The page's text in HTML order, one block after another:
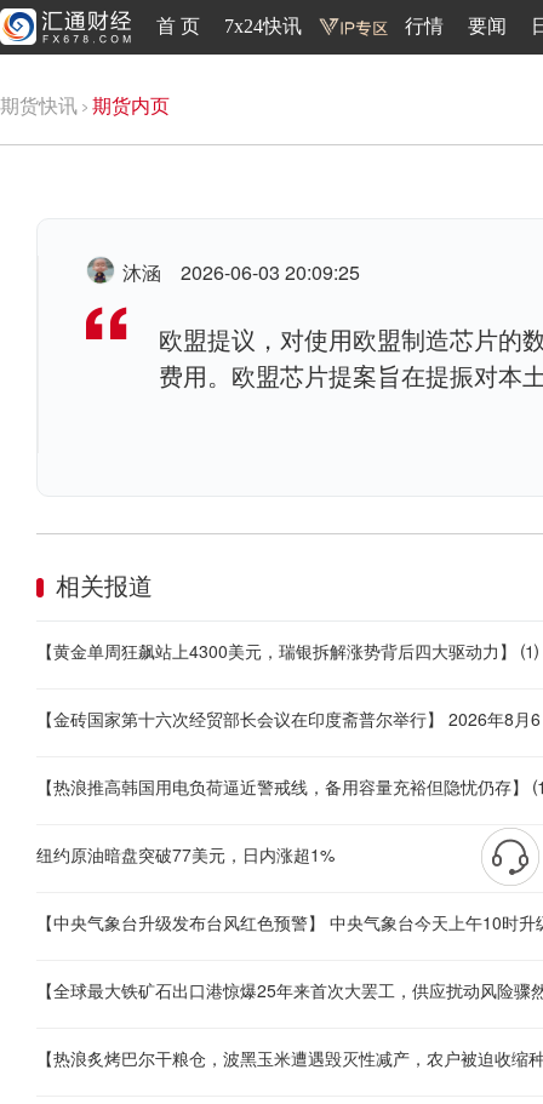
首 页 7x24快讯 行情 要闻
期货快讯 期货内页
沐涵 2026-06-03 20:09:25
欧盟提议，对使用欧盟制造芯片的
费用。欧盟芯片提案旨在提振对本
相关报道
纽约原油暗盘突破77美元，日内涨超1%